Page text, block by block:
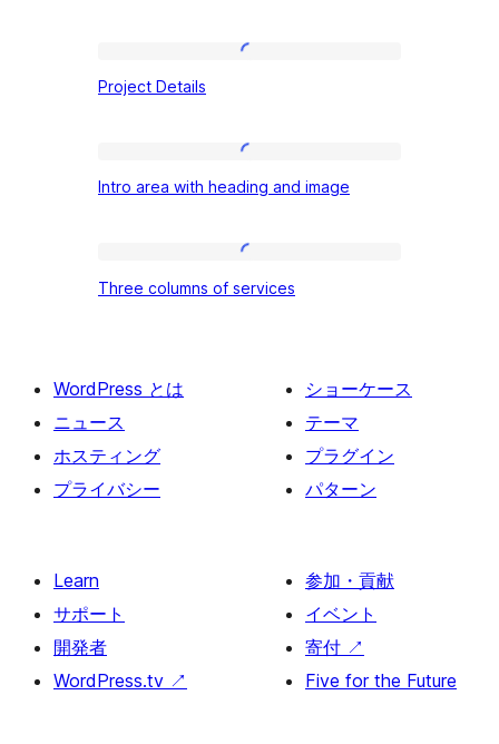
Project Details
area
and
Intro area with heading and image
columns
Three columns of services
WordPress とは
ニュース
ホスティング
プライバシー
ショーケース
テーマ
プラグイン
パターン
Learn
サポート
開発者
WordPress.tv ↗
参加・貢献
イベント
寄付 ↗
Five for the Future